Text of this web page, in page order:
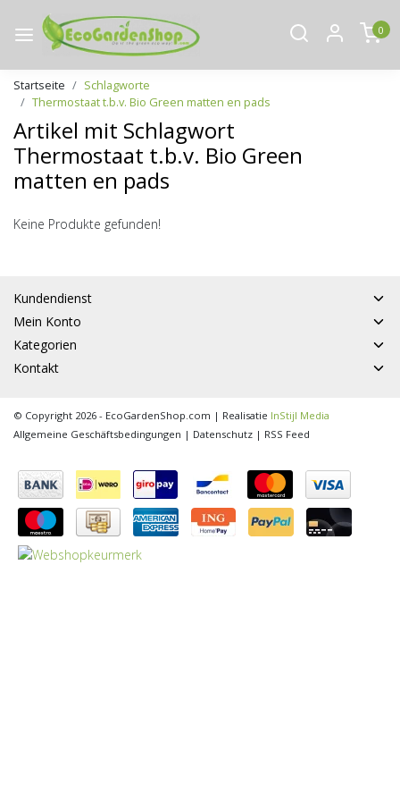
0
Startseite
Schlagworte
Thermostaat t.b.v. Bio Green matten en pads
Artikel mit Schlagwort
Thermostaat t.b.v. Bio Green
matten en pads
Keine Produkte gefunden!
Kundendienst
Mein Konto
Kategorien
Kontakt
© Copyright 2026 - EcoGardenShop.com | Realisatie InStijl Media
Allgemeine Geschäftsbedingungen | Datenschutz | RSS Feed